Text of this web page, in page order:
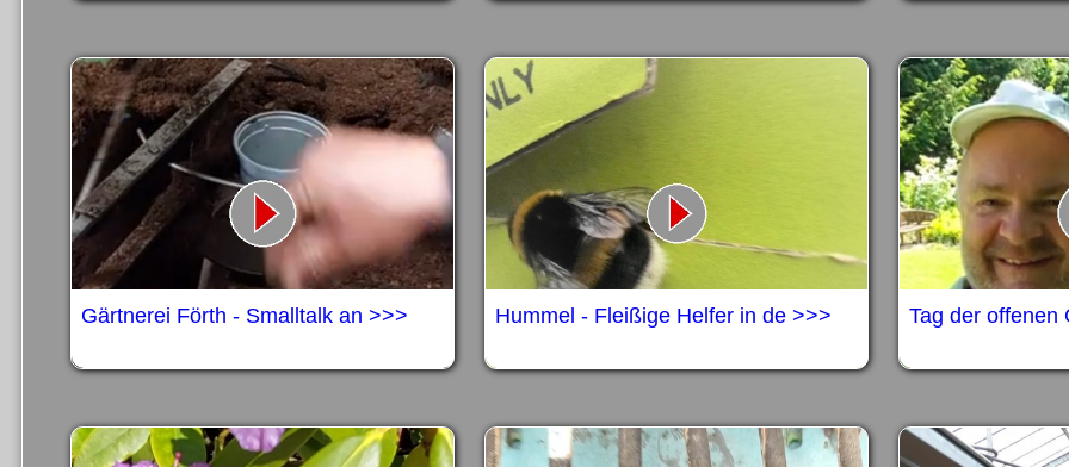
Gärtnerei Förth - Smalltalk an >>> Hummel - Fleißige Helfer in de >>> Tag der offenen